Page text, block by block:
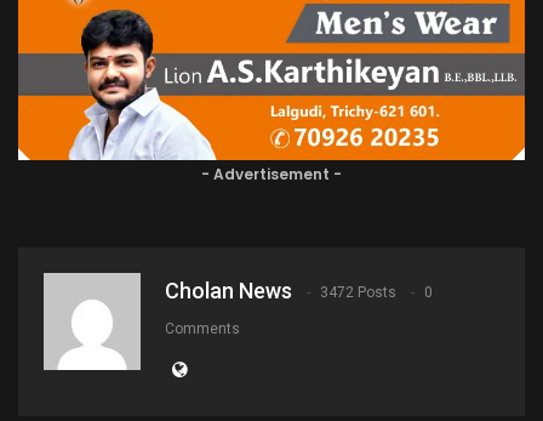
- Advertisement -
Cholan News 3472 Posts 0
Comments